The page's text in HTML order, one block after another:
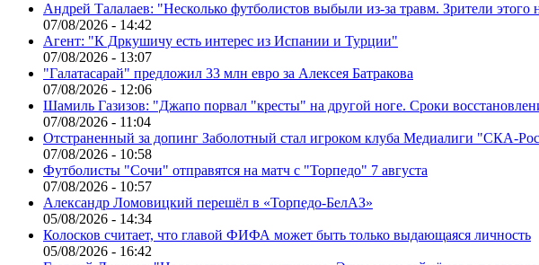
Андрей Талалаев: "Несколько футболистов выбыли из-за травм. Зрители
07/08/2026 - 14:42
Агент: "К Дркушичу есть интерес из Испании и Турции"
07/08/2026 - 13:07
"Галатасарай" предложил 33 млн евро за Алексея Батракова
07/08/2026 - 12:06
Шамиль Газизов: "Джапо порвал "кресты" на другой ноге. Сроки
07/08/2026 - 11:04
Отстраненный за допинг Заболотный стал игроком клуба Медиалиги "СКА-
07/08/2026 - 10:58
Футболисты "Сочи" отправятся на матч с "Торпедо" 7 августа
07/08/2026 - 10:57
Александр Ломовицкий перешёл в «Торпедо-БелАЗ»
05/08/2026 - 14:34
Колосков считает, что главой ФИФА может быть только выдающаяся личность
05/08/2026 - 16:42